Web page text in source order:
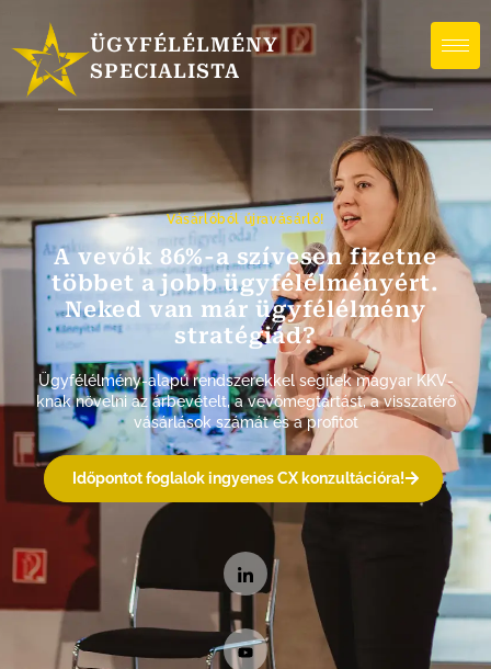
ÜGYFÉLÉLMÉNY
SPECIALISTA
Vásárlóból újravásárló!
A vevők 86%-a szívesen fizetne
többet a jobb ügyfélélményért.
Neked van már ügyfélélmény
stratégiád?
Ügyfélélmény-alapú rendszerekkel segítek magyar KKV-
knak növelni az árbevételt, a vevőmegtartást, a visszatérő
vásárlások számát és a profitot
Időpontot foglalok ingyenes CX konzultációra!